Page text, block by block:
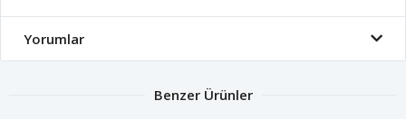
Yorumlar
Benzer Ürünler